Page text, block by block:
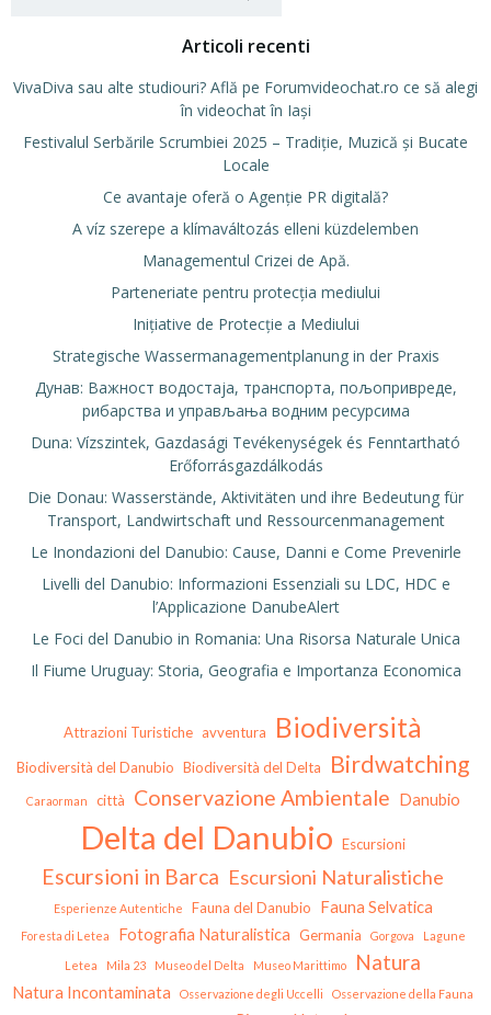
Articoli recenti
VivaDiva sau alte studiouri? Află pe Forumvideochat.ro ce să alegi
în videochat în Iași
Festivalul Serbările Scrumbiei 2025 – Tradiție, Muzică și Bucate
Locale
Ce avantaje oferă o Agenție PR digitală?
A víz szerepe a klímaváltozás elleni küzdelemben
Managementul Crizei de Apă.
Parteneriate pentru protecția mediului
Inițiative de Protecție a Mediului
Strategische Wassermanagementplanung in der Praxis
Дунав: Важност водостаја, транспорта, пољопривреде,
рибарства и управљања водним ресурсима
Duna: Vízszintek, Gazdasági Tevékenységek és Fenntartható
Erőforrásgazdálkodás
Die Donau: Wasserstände, Aktivitäten und ihre Bedeutung für
Transport, Landwirtschaft und Ressourcenmanagement
Le Inondazioni del Danubio: Cause, Danni e Come Prevenirle
Livelli del Danubio: Informazioni Essenziali su LDC, HDC e
l’Applicazione DanubeAlert
Le Foci del Danubio in Romania: Una Risorsa Naturale Unica
Il Fiume Uruguay: Storia, Geografia e Importanza Economica
Attrazioni Turistiche avventura Biodiversità
Biodiversità del Danubio Biodiversità del Delta Birdwatching
Caraorman città Conservazione Ambientale Danubio
Delta del Danubio Escursioni
Escursioni in Barca Escursioni Naturalistiche
Esperienze Autentiche Fauna del Danubio Fauna Selvatica
Foresta di Letea Fotografia Naturalistica Germania Gorgova Lagune
Letea Mila 23 Museo del Delta Museo Marittimo Natura
Natura Incontaminata Osservazione degli Uccelli Osservazione della Fauna